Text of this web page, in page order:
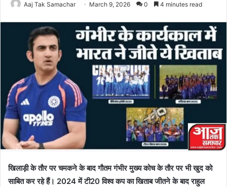
Aaj Tak Samachar March 9, 2026 0 4 minutes read
खिलाड़ी के तौर पर चमकने के बाद गौतम गंभीर मुख्य कोच के तौर पर भी खुद को
साबित कर रहे हैं। 2024 में टी20 विश्व कप का खिताब जीतने के बाद राहुल